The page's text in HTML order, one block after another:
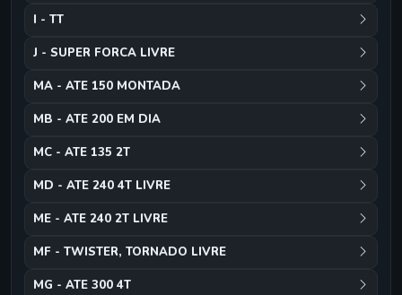
I - TT
J - SUPER FORCA LIVRE
MA - ATE 150 MONTADA
MB - ATE 200 EM DIA
MC - ATE 135 2T
MD - ATE 240 4T LIVRE
ME - ATE 240 2T LIVRE
MF - TWISTER, TORNADO LIVRE
MG - ATE 300 4T